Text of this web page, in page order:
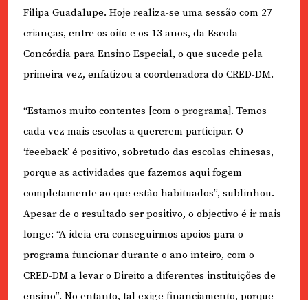
Filipa Guadalupe. Hoje realiza-se uma sessão com 27
crianças, entre os oito e os 13 anos, da Escola
Concórdia para Ensino Especial, o que sucede pela
primeira vez, enfatizou a coordenadora do CRED-DM.
“Estamos muito contentes [com o programa]. Temos
cada vez mais escolas a quererem participar. O
‘feeeback’ é positivo, sobretudo das escolas chinesas,
porque as actividades que fazemos aqui fogem
completamente ao que estão habituados”, sublinhou.
Apesar de o resultado ser positivo, o objectivo é ir mais
longe: “A ideia era conseguirmos apoios para o
programa funcionar durante o ano inteiro, com o
CRED-DM a levar o Direito a diferentes instituições de
ensino”. No entanto, tal exige financiamento, porque